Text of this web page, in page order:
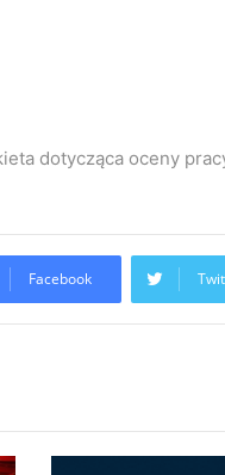
dotycząca oceny
Facebook